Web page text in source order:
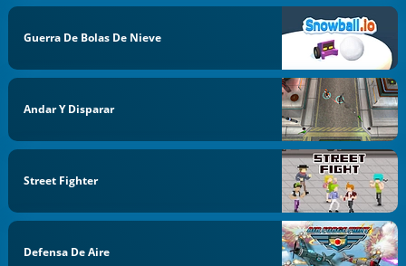
Guerra De Bolas De Nieve
Andar Y Disparar
Street Fighter
Defensa De Aire